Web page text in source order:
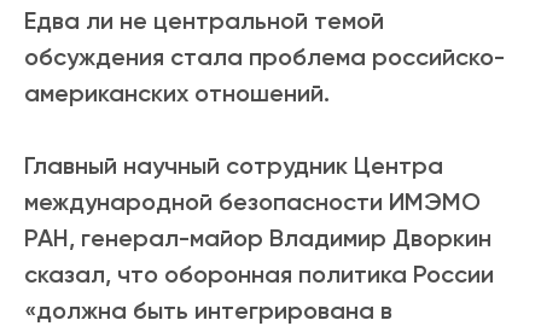
Едва ли не центральной темой
обсуждения стала проблема российско-
американских отношений.
Главный научный сотрудник Центра
международной безопасности ИМЭМО
РАН, генерал-майор Владимир Дворкин
сказал, что оборонная политика России
«должна быть интегрирована в